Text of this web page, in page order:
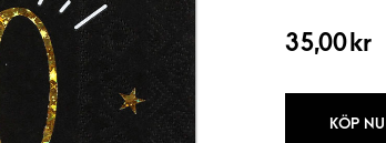
35,00 kr
KÖP NU